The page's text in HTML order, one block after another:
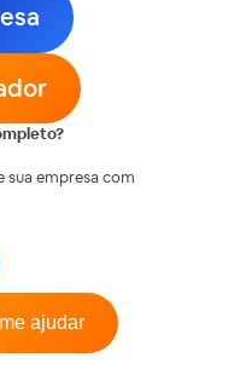
sua empresa com
ajudar